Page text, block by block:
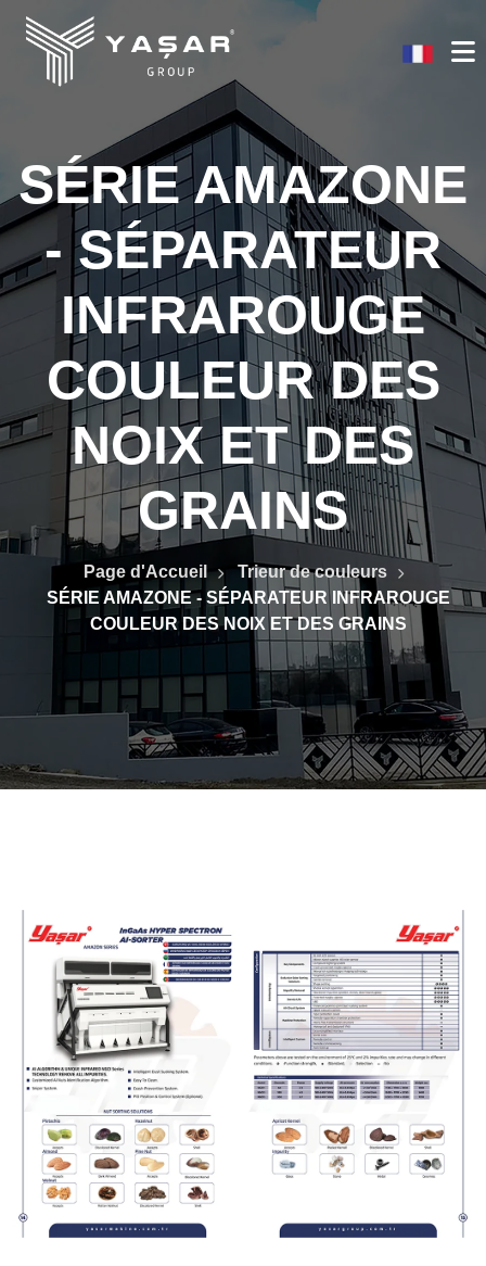
SÉRIE AMAZONE
- SÉPARATEUR
INFRAROUGE
COULEUR DES
NOIX ET DES
GRAINS
Page d'Accueil
Trieur de couleurs
SÉRIE AMAZONE - SÉPARATEUR INFRAROUGE
COULEUR DES NOIX ET DES GRAINS